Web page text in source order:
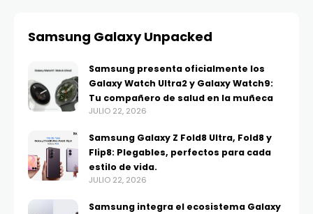
Samsung Galaxy Unpacked
Samsung presenta oficialmente los
Galaxy Watch Ultra2 y Galaxy Watch9:
Tu compañero de salud en la muñeca
JULIO 22, 2026
Samsung Galaxy Z Fold8 Ultra, Fold8 y
Flip8: Plegables, perfectos para cada
estilo de vida.
JULIO 22, 2026
Samsung integra el ecosistema Galaxy